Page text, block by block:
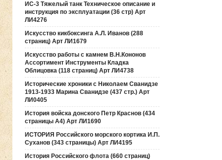
ИС-3 Тяжелый танк Техническое описание и
инструкция по эксплуатации (36 стр) Арт
ЛИ4276
Искусство кикбоксинга А.Л. Иванов (288
страниц) Арт ЛИ1679
Искусство работы с камнем В.Н.Кононов
Ассортимент Инструменты Кладка
Облицовка (118 страниц) Арт ЛИ4738
Исторические хроники с Николаем Сванидзе
1913-1933 Марина Сванидзе (437 стр.) Арт
ЛИ0405
История войска донского Петр Краснов (434
страницы А4) Арт ЛИ1690
ИСТОРИЯ Российского морского кортика И.П.
Суханов (343 страницы) Арт ЛИ4195
История Российского флота (660 страниц)